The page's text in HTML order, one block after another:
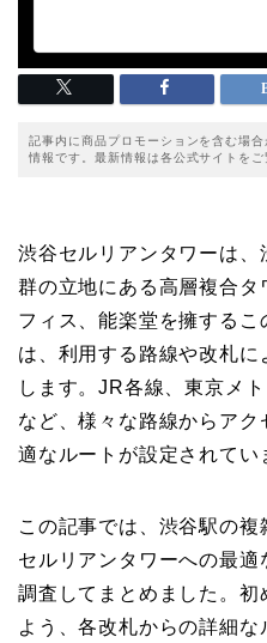
記事内に商品プロモーションを含む場
情報です。最新情報は各公式サイトをご
渋谷セルリアンタワーは
群の立地にある高層複合タ
フィス、能楽堂を擁する
は、利用する路線や改札
します。JR各線、東京メ
など、様々な路線からア
適なルートが設定されてい
この記事では、渋谷駅の複
セルリアンタワーへの最適
調査してまとめました。初
よう、各改札からの詳細